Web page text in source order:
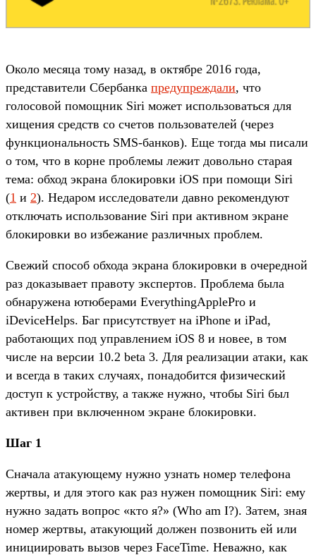
Около месяца тому назад, в октябре 2016 года,
представители Сбербанка предупреждали, что
голосовой помощник Siri может использоваться для
хищения средств со счетов пользователей (через
функциональность SMS-банков). Еще тогда мы писали
о том, что в корне проблемы лежит довольно старая
тема: обход экрана блокировки iOS при помощи Siri
(1 и 2). Недаром исследователи давно рекомендуют
отключать использование Siri при активном экране
блокировки во избежание различных проблем.
Свежий способ обхода экрана блокировки в очередной
раз доказывает правоту экспертов. Проблема была
обнаружена ютюберами EverythingApplePro и
iDeviceHelps. Баг присутствует на iPhone и iPad,
работающих под управлением iOS 8 и новее, в том
числе на версии 10.2 beta 3. Для реализации атаки, как
и всегда в таких случаях, понадобится физический
доступ к устройству, а также нужно, чтобы Siri был
активен при включенном экране блокировки.
Шаг 1
Сначала атакующему нужно узнать номер телефона
жертвы, и для этого как раз нужен помощник Siri: ему
нужно задать вопрос «кто я?» (Who am I?). Затем, зная
номер жертвы, атакующий должен позвонить ей или
инициировать вызов через FaceTime. Неважно, как